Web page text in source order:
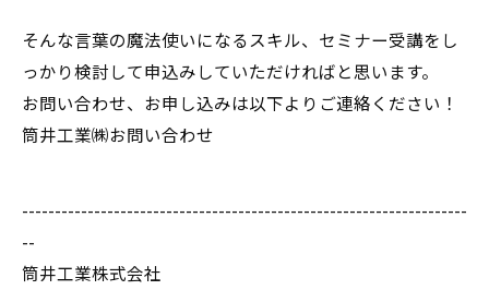
そんな言葉の魔法使いになるスキル、セミナー受講をし
っかり検討して申込みしていただければと思います。
お問い合わせ、お申し込みは以下よりご連絡ください！
筒井工業㈱お問い合わせ
--------------------------------------------------------------------
--
筒井工業株式会社